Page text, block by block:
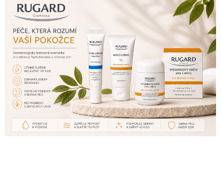
s
v
o
u
k
r
s